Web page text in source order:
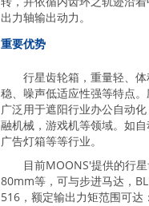
出力轴输出动力。
重要优势
行星齿轮箱，重量轻、体
稳、噪声低适应性强等特点
广泛用于遮阳行业办公自动
融机械，游戏机等领域。如
广告灯箱等等行业。
目前MOONS'提供的行星
80mm等，可与步进马达，
516，额定输出力矩范围可达